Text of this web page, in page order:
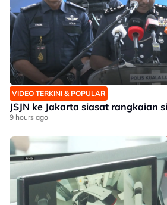
VIDEO TERKINI & POPULAR
JSJN ke Jakarta siasat rangkaian
9 hours ago